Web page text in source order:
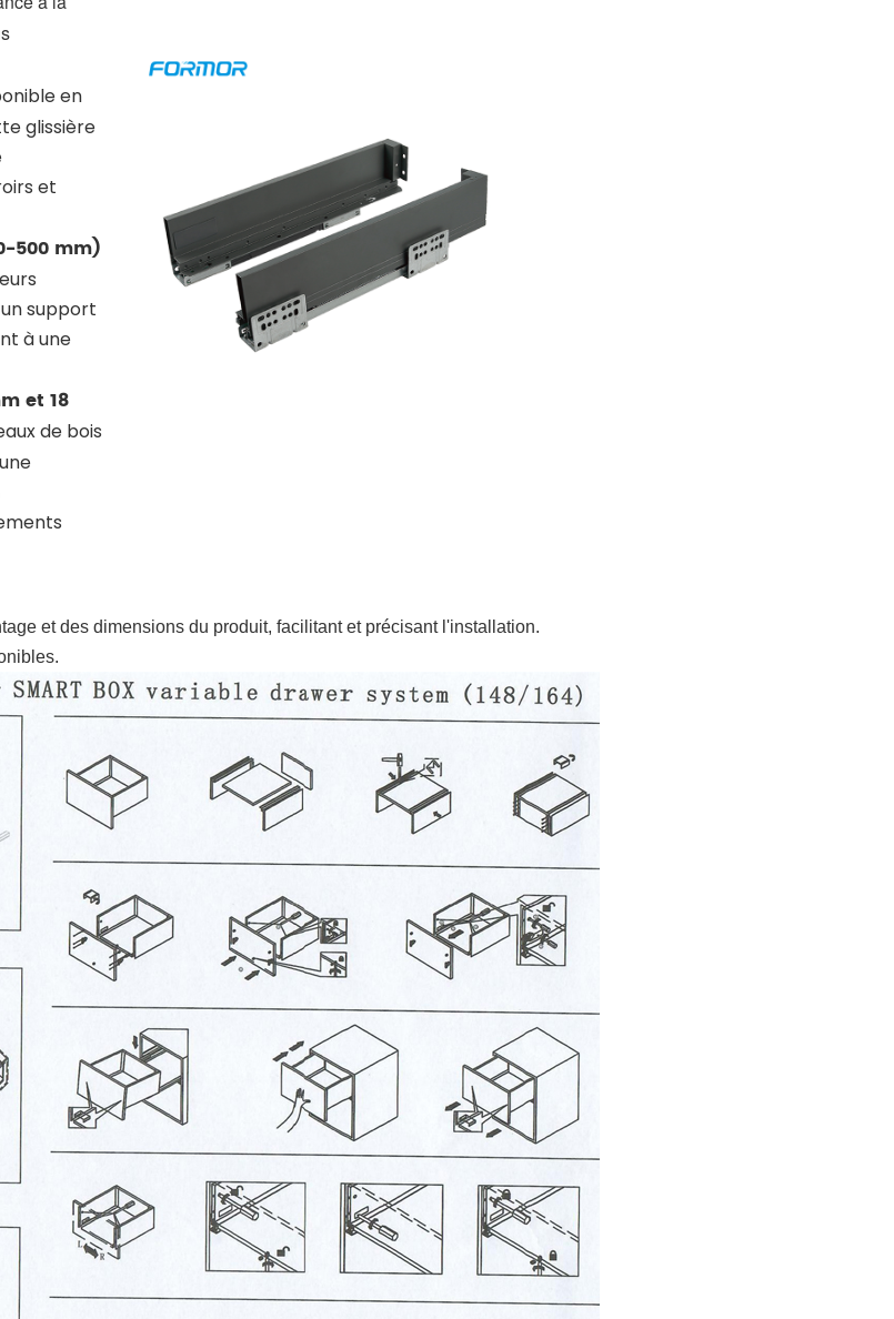
en
glissière
et
500 mm)
support
à une
et 18
de bois
et des dimensions du produit, facilitant et précisant l'installation.